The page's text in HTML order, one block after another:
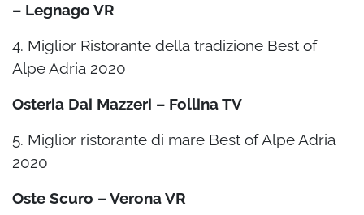
– Legnago VR
4. Miglior Ristorante della tradizione Best of
Alpe Adria 2020
Osteria Dai Mazzeri – Follina TV
5. Miglior ristorante di mare Best of Alpe Adria
2020
Oste Scuro – Verona VR